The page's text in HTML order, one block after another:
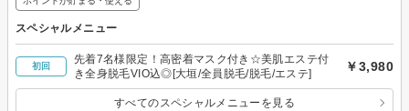
スペシャルメニュー
初回
先着7名様限定！高密着マスク付き☆美肌エステ付
き全身脱毛VIO込◎[大垣/全員脱毛/脱毛/エステ]
￥3,980
すべてのスペシャルメニューを見る